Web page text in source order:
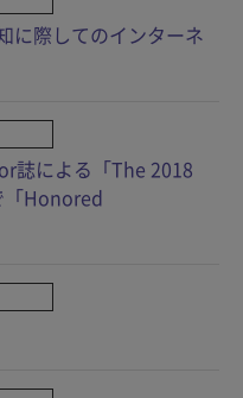
に際してのインターネ
による「The 2018
Honored